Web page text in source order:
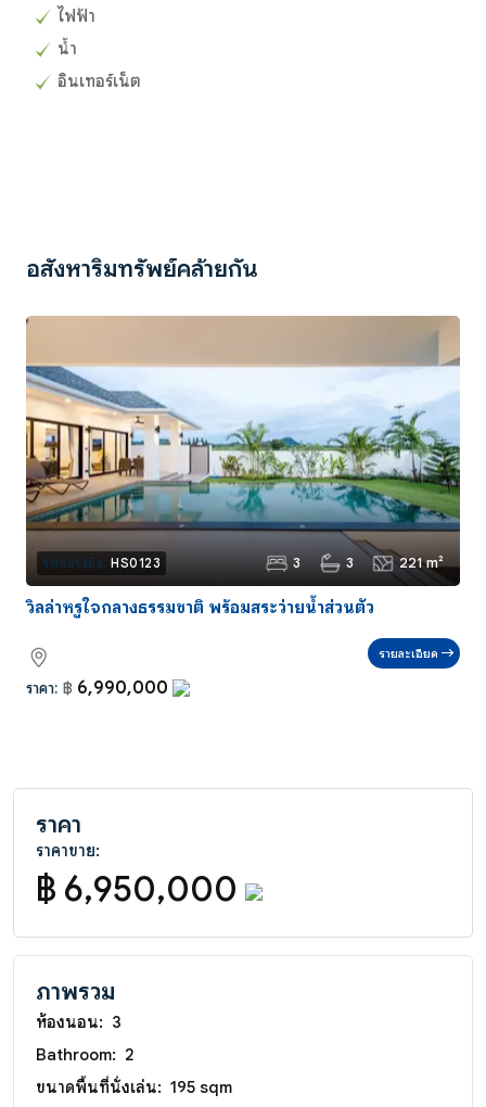
ไฟฟ้า
น้ำ
อินเทอร์เน็ต
อสังหาริมทรัพย์คล้ายกัน
รหัสอ้างอิง: HS0123 3 3 221 m²
วิลล่าหรูใจกลางธรรมชาติ พร้อมสระว่ายน้ำส่วนตัว
ราคา: ฿ 6,990,000
รายละเอียด
ราคา
ราคาขาย:
฿ 6,950,000
ภาพรวม
ห้องนอน: 3
Bathroom: 2
ขนาดพื้นที่นั่งเล่น: 195 sqm